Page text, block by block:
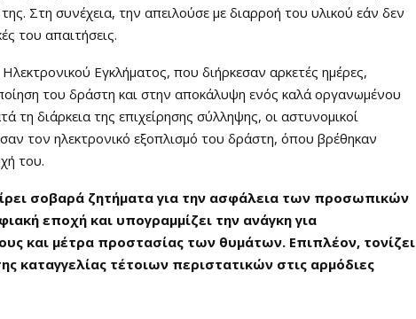
Στη συνέχεια, την απειλούσε με διαρροή του υλικού εάν δεν
του απαιτήσεις.
Εγκλήματος, που διήρκεσαν αρκετές ημέρες,
του δράστη και στην αποκάλυψη ενός καλά οργανωμένου
τη διάρκεια της επιχείρησης σύλληψης, οι αστυνομικοί
τον ηλεκτρονικό εξοπλισμό του δράστη, όπου βρέθηκαν
του.
σοβαρά ζητήματα για την ασφάλεια των προσωπικών
εποχή και υπογραμμίζει την ανάγκη για
και μέτρα προστασίας των θυμάτων. Επιπλέον, τονίζει
καταγγελίας τέτοιων περιστατικών στις αρμόδιες